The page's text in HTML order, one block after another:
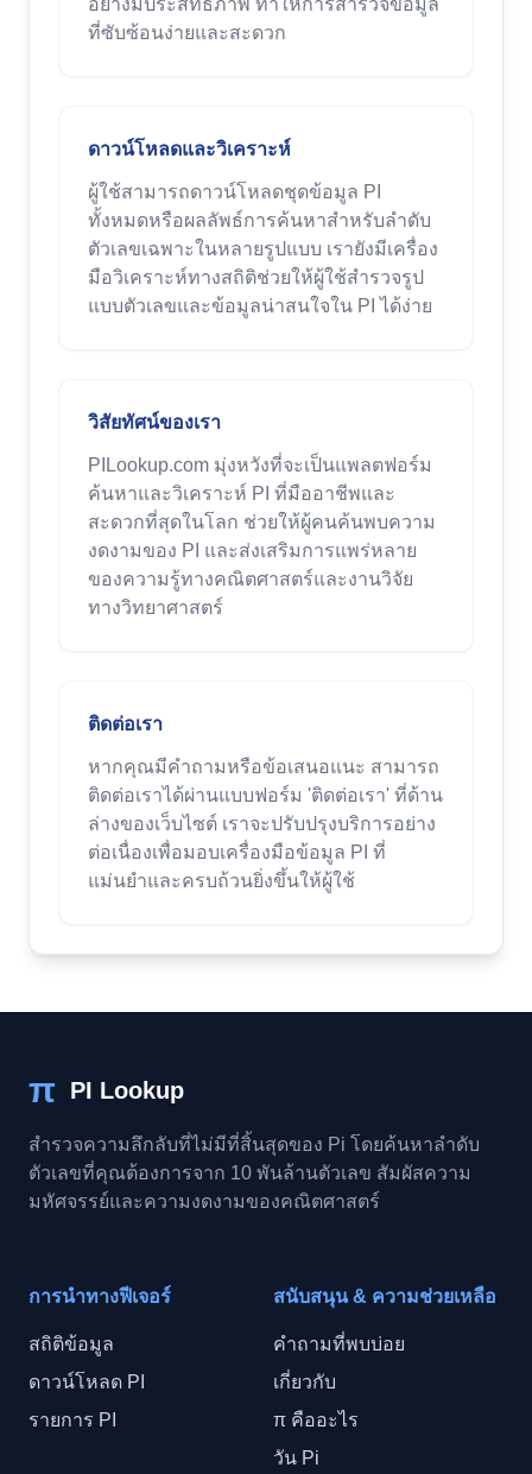
อย่างมีประสิทธิภาพ ทำให้การสำรวจข้อมูล
ที่ซับซ้อนง่ายและสะดวก
ดาวน์โหลดและวิเคราะห์
ผู้ใช้สามารถดาวน์โหลดชุดข้อมูล PI
ทั้งหมดหรือผลลัพธ์การค้นหาสำหรับลำดับ
ตัวเลขเฉพาะในหลายรูปแบบ เรายังมีเครื่อง
มือวิเคราะห์ทางสถิติช่วยให้ผู้ใช้สำรวจรูป
แบบตัวเลขและข้อมูลน่าสนใจใน PI ได้ง่าย
วิสัยทัศน์ของเรา
PILookup.com มุ่งหวังที่จะเป็นแพลตฟอร์ม
ค้นหาและวิเคราะห์ PI ที่มืออาชีพและ
สะดวกที่สุดในโลก ช่วยให้ผู้คนค้นพบความ
งดงามของ PI และส่งเสริมการแพร่หลาย
ของความรู้ทางคณิตศาสตร์และงานวิจัย
ทางวิทยาศาสตร์
ติดต่อเรา
หากคุณมีคำถามหรือข้อเสนอแนะ สามารถ
ติดต่อเราได้ผ่านแบบฟอร์ม 'ติดต่อเรา' ที่ด้าน
ล่างของเว็บไซต์ เราจะปรับปรุงบริการอย่าง
ต่อเนื่องเพื่อมอบเครื่องมือข้อมูล PI ที่
แม่นยำและครบถ้วนยิ่งขึ้นให้ผู้ใช้
π PI Lookup
สำรวจความลึกลับที่ไม่มีที่สิ้นสุดของ Pi โดยค้นหาลำดับ
ตัวเลขที่คุณต้องการจาก 10 พันล้านตัวเลข สัมผัสความ
มหัศจรรย์และความงดงามของคณิตศาสตร์
การนำทางฟีเจอร์
สถิติข้อมูล
ดาวน์โหลด PI
รายการ PI
สนับสนุน & ความช่วยเหลือ
คำถามที่พบบ่อย
เกี่ยวกับ
π คืออะไร
วัน Pi